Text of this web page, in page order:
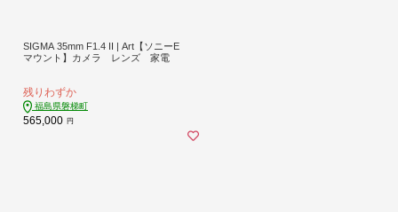
SIGMA 35mm F1.4 II | Art【ソニーE
マウント】カメラ レンズ 家電
残りわずか
福島県磐梯町
565,000 円